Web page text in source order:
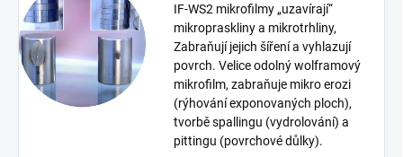
IF-WS2 mikrofilmy „uzavírají“
mikropraskliny a mikrotrhliny,
Zabraňují jejich šíření a vyhlazují
povrch. Velice odolný wolframový
mikrofilm, zabraňuje mikro erozi
(rýhování exponovaných ploch),
tvorbě spallingu (vydrolování) a
pittingu (povrchové důlky).